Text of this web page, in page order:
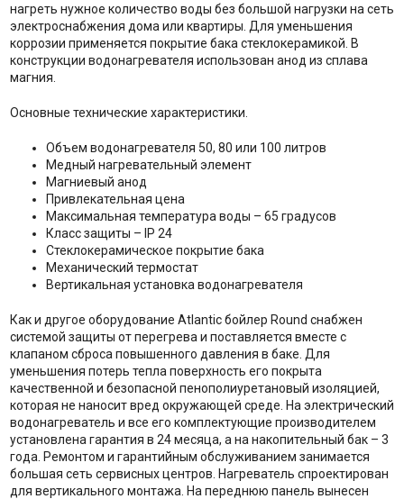
нагреть нужное количество воды без большой нагрузки на сеть
электроснабжения дома или квартиры. Для уменьшения
коррозии применяется покрытие бака стеклокерамикой. В
конструкции водонагревателя использован анод из сплава
магния.
Основные технические характеристики.
Объем водонагревателя 50, 80 или 100 литров
Медный нагревательный элемент
Магниевый анод
Привлекательная цена
Максимальная температура воды – 65 градусов
Класс защиты – IP 24
Стеклокерамическое покрытие бака
Механический термостат
Вертикальная установка водонагревателя
Как и другое оборудование Atlantic бойлер Round снабжен
системой защиты от перегрева и поставляется вместе с
клапаном сброса повышенного давления в баке. Для
уменьшения потерь тепла поверхность его покрыта
качественной и безопасной пенополиуретановый изоляцией,
которая не наносит вред окружающей среде. На электрический
водонагреватель и все его комплектующие производителем
установлена гарантия в 24 месяца, а на накопительный бак – 3
года. Ремонтом и гарантийным обслуживанием занимается
большая сеть сервисных центров. Нагреватель спроектирован
для вертикального монтажа. На переднюю панель вынесен